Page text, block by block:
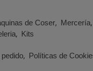
de Coser Mercería
Kits
Políticas de